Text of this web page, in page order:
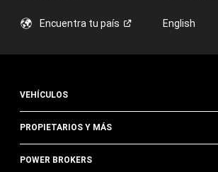
Encuentra tu país English
VEHÍCULOS
PROPIETARIOS Y MÁS
POWER BROKERS